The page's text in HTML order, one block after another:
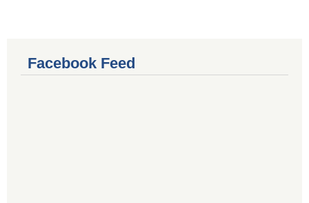
Facebook Feed